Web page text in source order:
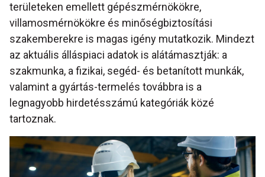
területeken emellett gépészmérnökökre,
villamosmérnökökre és minőségbiztosítási
szakemberekre is magas igény mutatkozik. Mindezt
az aktuális álláspiaci adatok is alátámasztják: a
szakmunka, a fizikai, segéd- és betanított munkák,
valamint a gyártás-termelés továbbra is a
legnagyobb hirdetésszámú kategóriák közé
tartoznak.